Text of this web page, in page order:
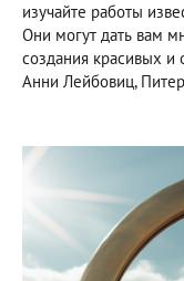
изучайте работы
Они могут дать вам
создания красивых
Анни Лейбовиц,